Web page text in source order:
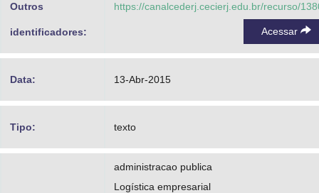
Outros
identificadores:
https://canalcederj.cecierj.edu.br/recurso/
Acessar
Data: 13-Abr-2015
Tipo: texto
administracao publica
Logística empresarial